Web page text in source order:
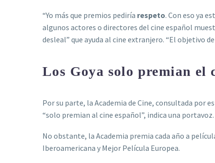
“Yo más que premios pediría respeto. Con eso ya
algunos actores o directores del cine español
desleal” que ayuda al cine extranjero. “El objetivo
Los Goya solo premian el
Por su parte, la Academia de Cine, consultada por
“solo premian al cine español”, indica una portavoz.
No obstante, la Academia premia cada año a
Iberoamericana y Mejor Película Europea.